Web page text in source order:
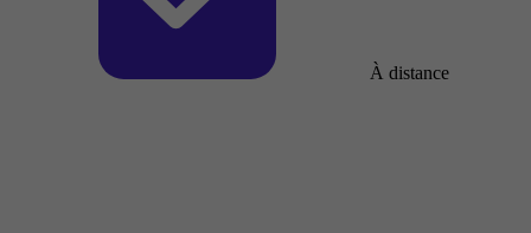
À distance